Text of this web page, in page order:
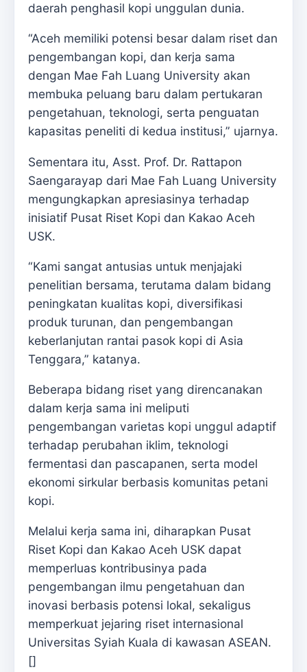
daerah penghasil kopi unggulan dunia.
“Aceh memiliki potensi besar dalam riset dan
pengembangan kopi, dan kerja sama
dengan Mae Fah Luang University akan
membuka peluang baru dalam pertukaran
pengetahuan, teknologi, serta penguatan
kapasitas peneliti di kedua institusi,” ujarnya.
Sementara itu, Asst. Prof. Dr. Rattapon
Saengarayap dari Mae Fah Luang University
mengungkapkan apresiasinya terhadap
inisiatif Pusat Riset Kopi dan Kakao Aceh
USK.
“Kami sangat antusias untuk menjajaki
penelitian bersama, terutama dalam bidang
peningkatan kualitas kopi, diversifikasi
produk turunan, dan pengembangan
keberlanjutan rantai pasok kopi di Asia
Tenggara,” katanya.
Beberapa bidang riset yang direncanakan
dalam kerja sama ini meliputi
pengembangan varietas kopi unggul adaptif
terhadap perubahan iklim, teknologi
fermentasi dan pascapanen, serta model
ekonomi sirkular berbasis komunitas petani
kopi.
Melalui kerja sama ini, diharapkan Pusat
Riset Kopi dan Kakao Aceh USK dapat
memperluas kontribusinya pada
pengembangan ilmu pengetahuan dan
inovasi berbasis potensi lokal, sekaligus
memperkuat jejaring riset internasional
Universitas Syiah Kuala di kawasan ASEAN.
[]